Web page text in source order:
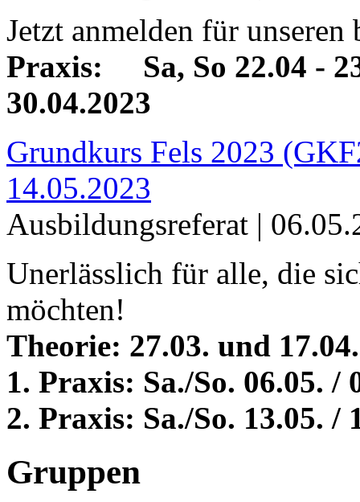
Jetzt anmelden für
Praxis: Sa, So 22.04 -
30.04.2023
Grundkurs Fels 2023
14.05.2023
Ausbildungsreferat |
Unerlässlich für alle, die
möchten!
Theorie: 27.03. und
1. Praxis: Sa./So. 06.05. /
2. Praxis: Sa./So. 13.05. /
Gruppen